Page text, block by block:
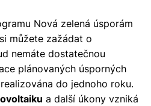
Nová zelená úsporám
můžete zažádat o
nemáte dostatečnou
plánovaných úsporných
do jednoho roku.
a další úkony vzniká